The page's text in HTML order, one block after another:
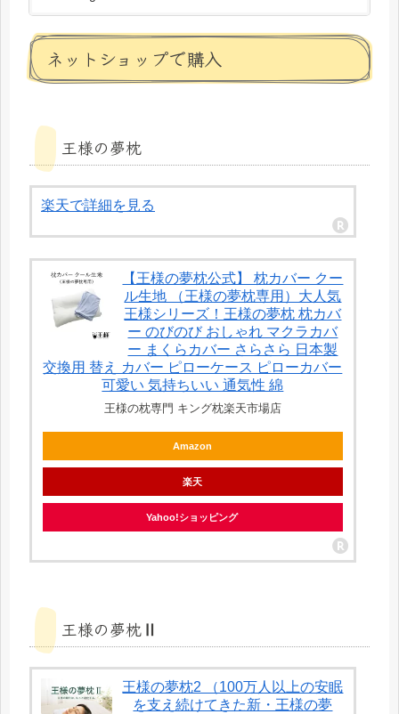
ネットショップで購入
王様の夢枕
楽天で詳細を見る
【王様の夢枕公式】 枕カバー クー
ル生地 （王様の夢枕専用）大人気
王様シリーズ！王様の夢枕 枕カバ
ー のびのび おしゃれ マクラカバ
ー まくらカバー さらさら 日本製
交換用 替え カバー ピローケース ピローカバー
可愛い 気持ちいい 通気性 綿
王様の枕専門 キング枕楽天市場店
Amazon
楽天
Yahoo!ショッピング
王様の夢枕Ⅱ
王様の夢枕2 （100万人以上の安眠
を支え続けてきた新・王様の夢